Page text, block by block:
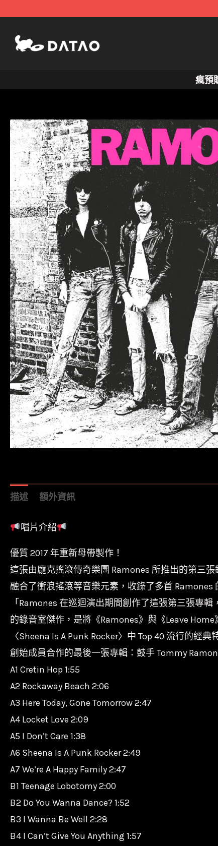
瘋預
描述 額外資訊
唱片介紹
優質 2017 年重新母帶製作！
這張由龐克搖滾傳奇樂團 Ramones 所推出的第三
融合了衝浪搖滾等音樂元素，收錄了多首 Ramones
「Ramones 在巡迴演出期間創作了這張第三張專
的錄音室傑作，是將《Ramones》與《Leave
〈Sheena Is A Punk Rocker〉中 Top 40 流行的經
創始成員合作的最後一張專輯：鼓手 Tommy
A1 Cretin Hop 1:55
A2 Rockaway Beach 2:06
A3 Here Today, Gone Tomorrow 2:47
A4 Locket Love 2:09
A5 I Don’t Care 1:38
A6 Sheena Is A Punk Rocker 2:49
A7 We’re A Happy Family 2:47
B1 Teenage Lobotomy 2:00
B2 Do You Wanna Dance? 1:52
B3 I Wanna Be Well 2:28
B4 I Can’t Give You Anything 1:57